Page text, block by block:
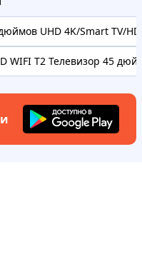
UHD 4K/Smart TV/
WIFI Т2 Телевизор 45